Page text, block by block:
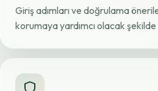
Giriş adımları ve doğrulama
korumaya yardımcı olacak şekilde